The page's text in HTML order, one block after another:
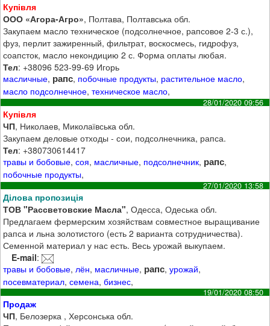
Купівля
ООО «Агора-Агро», Полтава, Полтавська обл.
Закупаем масло техническое (подсолнечное, рапсовое 2-3 с.),
фуз, перлит зажиренный, фильтрат, воскосмесь, гидрофуз,
соапсток, масло некондицию 2 с. Форма оплаты любая.
Тел: +38096 523-99-69 Игорь
масличные, рапс, побочные продукты, растительное масло,
масло подсолнечное,техническое масло,
28/01/2020 09:56
Купівля
ЧП, Николаев, Миколаївська обл.
Закупаем деловые отходы - сои, подсолнечника, рапса.
Тел: +380730614417
травы и бобовые,соя, масличные, подсолнечник, рапс,
побочные продукты,
27/01/2020 13:58
Ділова пропозиція
ТОВ "Рассветовские Масла", Одесса, Одеська обл.
Предлагаем фермерским хозяйствам совместное выращивание
рапса и льна золотистого (есть 2 варианта сотрудничества).
Семенной материал у нас есть. Весь урожай выкупаем.
E-mail:
травы и бобовые, лён, масличные, рапс,урожай,
посевматериал,семена,бизнес,
19/01/2020 08:50
Продаж
ЧП, Белозерка , Херсонська обл.